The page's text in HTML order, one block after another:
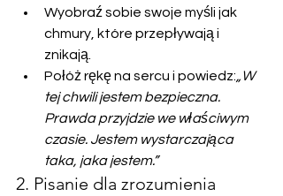
Wyobraź sobie swoje myśli jak
chmury, które przepływają i
znikają.
Połóż rękę na sercu i powiedz:„W
tej chwili jestem bezpieczna.
Prawda przyjdzie we właściwym
czasie. Jestem wystarczająca
taka, jaka jestem.”
2. Pisanie dla zrozumienia